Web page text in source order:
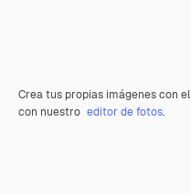
Crea tus propias imágenes con el
con nuestro editor de fotos.